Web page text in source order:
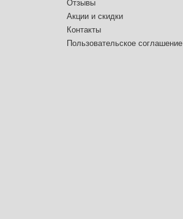
Отзывы
Акции и скидки
Контакты
Пользовательское соглашение